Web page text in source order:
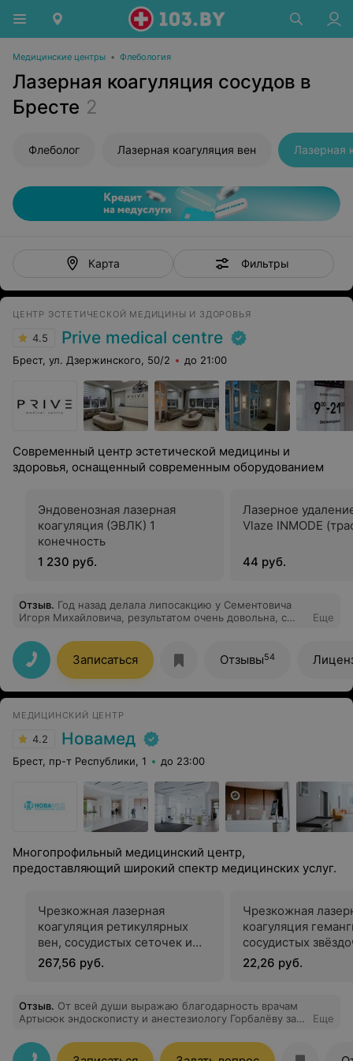
Медицинские центры • Флебология
Лазерная коагуляция сосудов в
Бресте 2
Флеболог Лазерная коагуляция вен Лазерная
Карта Фильтры
ЦЕНТР ЭСТЕТИЧЕСКОЙ МЕДИЦИНЫ И ЗДОРОВЬЯ
4.5 Prive medical centre
Брест, ул. Дзержинского, 50/2 до 21:00
Современный центр эстетической медицины и
здоровья, оснащенный современным оборудованием
Эндовенозная лазерная
коагуляция (ЭВЛК) 1
конечность
1 230 руб.
Лазерное
Vlaze INMODE
44 руб.
Отзыв. Год назад делала липосакцию у Сементовича
Игоря Михайловича, результатом очень довольна, с
операции, скажу , что реабилитация проходила
непросто, первых две недели были сложными,
болевые ощущения и отечность, но через две недели
все начало потихоньку сходить, окончательный
результат сформировался примерно через три месяца,
центре Prive, спасибо ещё раз огромное доктору
Еще
Записаться Отзывы54
МЕДИЦИНСКИЙ ЦЕНТР
4.2 Новамед
Брест, пр-т Республики, 1 до 23:00
Многопрофильный медицинский центр,
предоставляющий широкий спектр медицинских услуг.
Чрезкожная лазерная
коагуляция ретикулярных
вен, сосудистых сеточек и
телеангиоэктазий
267,56 руб.
Чрезкожная
коагуляция
сосудистых
сосудистых
волосистой
см.кв.)
22,26 руб.
Отзыв. От всей души выражаю благодарность врачам
Артысюк эндоскописту и анестезиологу Горбалёву за
внимания и доброту талант тёплую атмосферу также
благодаря младше персонал за отзывчивость теплотой
Еще